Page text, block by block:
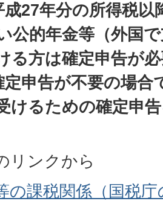
成27年分の所得税以
公的年金等（外国
る方は確定申告が
定申告が不要の場合
けるための確定申
リンクから
の課税関係（国税